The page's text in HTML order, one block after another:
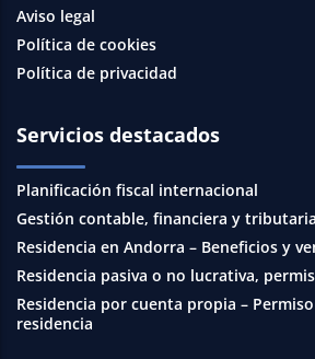
Aviso legal
Política de cookies
Política de privacidad
Servicios destacados
Planificación fiscal internacional
Gestión contable, financiera y
Residencia en Andorra – Beneficios y
Residencia pasiva o no lucrativa,
Residencia por cuenta propia –
residencia